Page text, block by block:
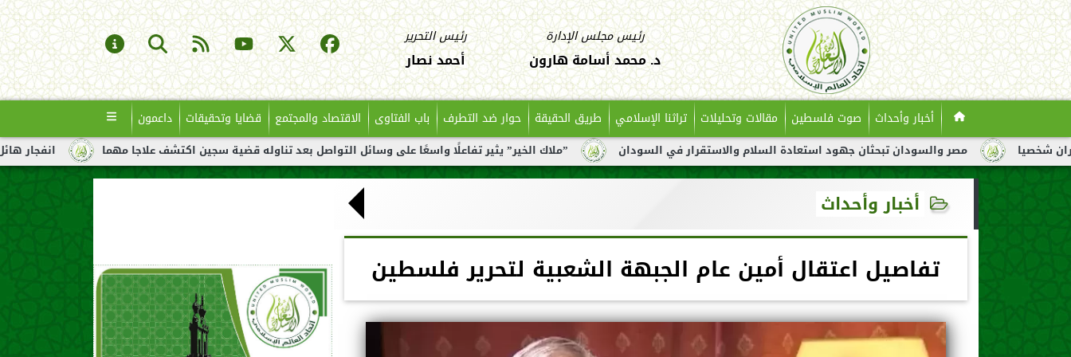
رئيس مجلس الإدارة
د. محمد أسامة هارون
رئيس التحرير
أحمد نصار
أخبار وأحداث صوت فلسطين مقالات وتحليلات تراثنا الإسلامي طريق الحقيقة حوار ضد التطرف باب الفتاوى الاقتصاد والمجتمع قضايا وتحقيقات داعمون
انفجار هائل لناقلة نفط ”ملاك الخير” يثير تفاعلًا واسعًا على وسائل التواصل بعد تناوله قضية سجين اكتشف علاجا مهما مصر والسودان تبحثان جهود استعادة السلام والاستقرار في السودان
أخبار وأحداث
تفاصيل اعتقال أمين عام الجبهة الشعبية لتحرير فلسطين